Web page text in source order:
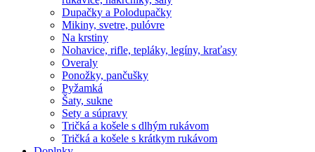
Dupačky a Polodupačky
Mikiny, svetre, pulóvre
Na krstiny
Nohavice, rifle, tepláky, legíny, kraťasy
Overaly
Ponožky, pančušky
Pyžamká
Šaty, sukne
Sety a súpravy
Tričká a košele s dlhým rukávom
Tričká a košele s krátkym rukávom